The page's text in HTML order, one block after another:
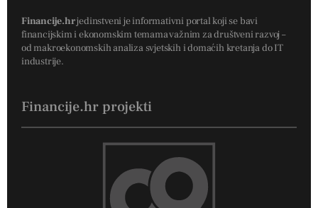
Financije.hrjedinstveni je informativni portal koji se bavi
financijskim i ekonomskim temama važnim za društveni razvoj –
od makroekonomskih analiza svjetskih i domaćih kretanja do IT
industrije.
Financije.hr projekti